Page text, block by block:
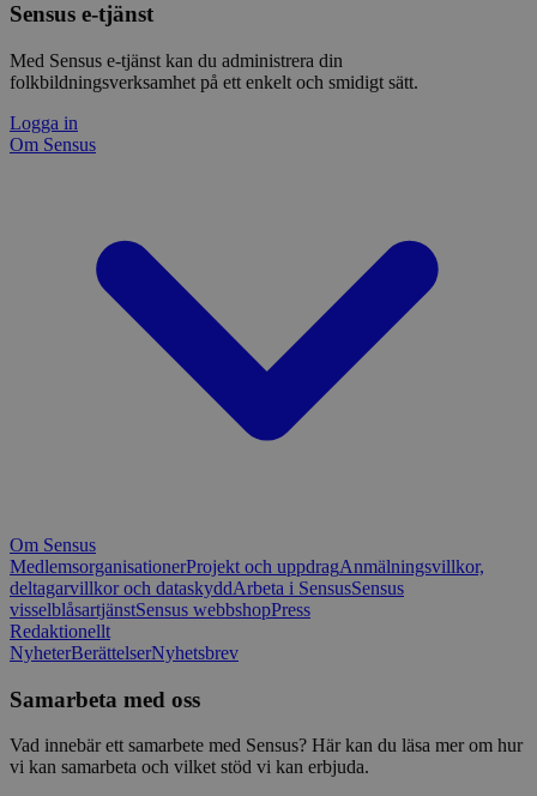
Sensus e-tjänst
Med Sensus e-tjänst kan du administrera din
folkbildningsverksamhet på ett enkelt och smidigt sätt.
Logga in
Om Sensus
Om Sensus
MedlemsorganisationerProjekt och uppdragAnmälningsvillkor,
deltagarvillkor och dataskyddArbeta i SensusSensus
visselblåsartjänstSensus webbshopPress
Redaktionellt
NyheterBerättelserNyhetsbrev
Samarbeta med oss
Vad innebär ett samarbete med Sensus? Här kan du läsa mer om hur
vi kan samarbeta och vilket stöd vi kan erbjuda.